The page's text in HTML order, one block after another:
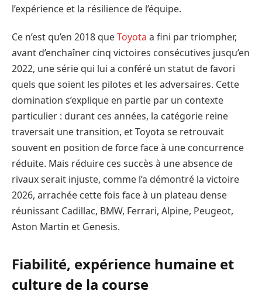
l’expérience et la résilience de l’équipe.
Ce n’est qu’en 2018 queToyota a fini par triompher,
avant d’enchaîner cinq victoires consécutives jusqu’en
2022, une série qui lui a conféré un statut de favori
quels que soient les pilotes et les adversaires. Cette
domination s’explique en partie par un contexte
particulier : durant ces années, la catégorie reine
traversait une transition, et Toyota se retrouvait
souvent en position de force face à une concurrence
réduite. Mais réduire ces succès à une absence de
rivaux serait injuste, comme l’a démontré la victoire
2026, arrachée cette fois face à un plateau dense
réunissant Cadillac, BMW, Ferrari, Alpine, Peugeot,
Aston Martin et Genesis.
Fiabilité, expérience humaine et
culture de la course